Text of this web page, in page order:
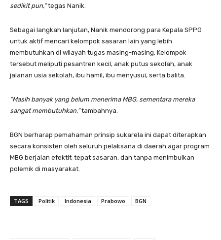
sedikit pun,”tegas Nanik.
Sebagai langkah lanjutan, Nanik mendorong para Kepala SPPG
untuk aktif mencari kelompok sasaran lain yang lebih
membutuhkan di wilayah tugas masing-masing. Kelompok
tersebut meliputi pesantren kecil, anak putus sekolah, anak
jalanan usia sekolah, ibu hamil, ibu menyusui, serta balita.
“Masih banyak yang belum menerima MBG, sementara mereka
sangat membutuhkan,”tambahnya.
BGN berharap pemahaman prinsip sukarela ini dapat diterapkan
secara konsisten oleh seluruh pelaksana di daerah agar program
MBG berjalan efektif, tepat sasaran, dan tanpa menimbulkan
polemik di masyarakat.
TAGS Politik Indonesia Prabowo BGN